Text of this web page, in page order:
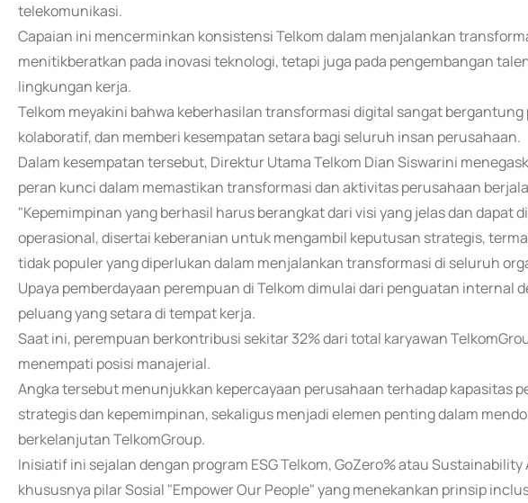
telekomunikasi.
Capaian ini mencerminkan konsistensi Telkom dalam menjalankan
menitikberatkan pada inovasi teknologi, tetapi juga pada pengembangan
lingkungan kerja.
Telkom meyakini bahwa keberhasilan transformasi digital sangat bergantung
kolaboratif, dan memberi kesempatan setara bagi seluruh insan perusahaan.
Dalam kesempatan tersebut, Direktur Utama Telkom Dian Siswarini
peran kunci dalam memastikan transformasi dan aktivitas perusahaan
"Kepemimpinan yang berhasil harus berangkat dari visi yang jelas dan dapat
operasional, disertai keberanian untuk mengambil keputusan strategis,
tidak populer yang diperlukan dalam menjalankan transformasi di seluruh
Upaya pemberdayaan perempuan di Telkom dimulai dari penguatan internal
peluang yang setara di tempat kerja.
Saat ini, perempuan berkontribusi sekitar 32% dari total karyawan
menempati posisi manajerial.
Angka tersebut menunjukkan kepercayaan perusahaan terhadap kapasitas
strategis dan kepemimpinan, sekaligus menjadi elemen penting dalam
berkelanjutan TelkomGroup.
Inisiatif ini sejalan dengan program ESG Telkom, GoZero% atau
khususnya pilar Sosial "Empower Our People" yang menekankan prinsip